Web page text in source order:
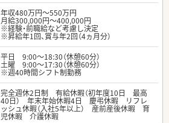
年収480万円～550万円
月給300,000円～400,000円
※経験・前職給など考慮し決定
※昇給年1回、賞与年2回（4ヵ月分）
平日 9:00～18:30（休憩60分）
土曜 9:00～17:30（休憩60分）
※週40時間シフト制勤務
完全週休2日制 有給休暇（初年度10日 最高
40日） 年末年始休暇4日 慶弔休暇 リフレ
ッシュ休暇（入社5年以上） 産前産後休暇 育
児休暇 介護休暇